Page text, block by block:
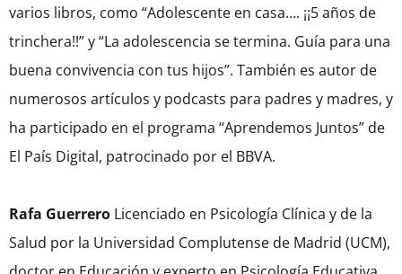
varios libros, como “Adolescente en casa…. ¡¡5 años de
trinchera!!” y “La adolescencia se termina. Guía para una
buena convivencia con tus hijos”. También es autor de
numerosos artículos y podcasts para padres y madres, y
ha participado en el programa “Aprendemos Juntos” de
El País Digital, patrocinado por el BBVA.
Rafa Guerrero Licenciado en Psicología Clínica y de la
Salud por la Universidad Complutense de Madrid (UCM),